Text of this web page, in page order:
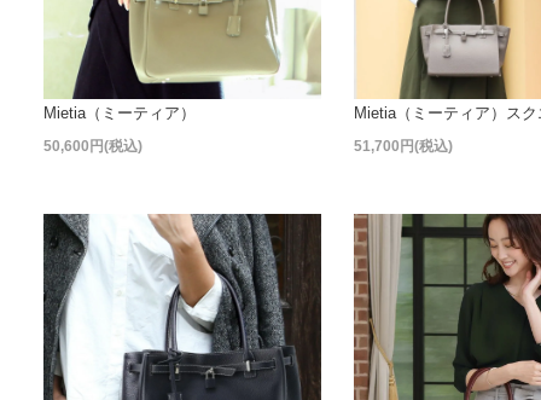
Mietia（ミーティア）
50,600円(税込)
Mietia（ミーティア）スク
51,700円(税込)